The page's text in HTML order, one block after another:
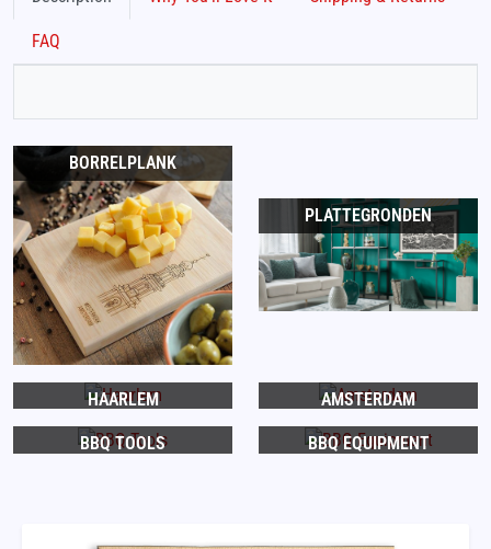
FAQ
BORRELPLANK
PLATTEGRONDEN
HAARLEM AMSTERDAM
BBQ TOOLS BBQ EQUIPMENT